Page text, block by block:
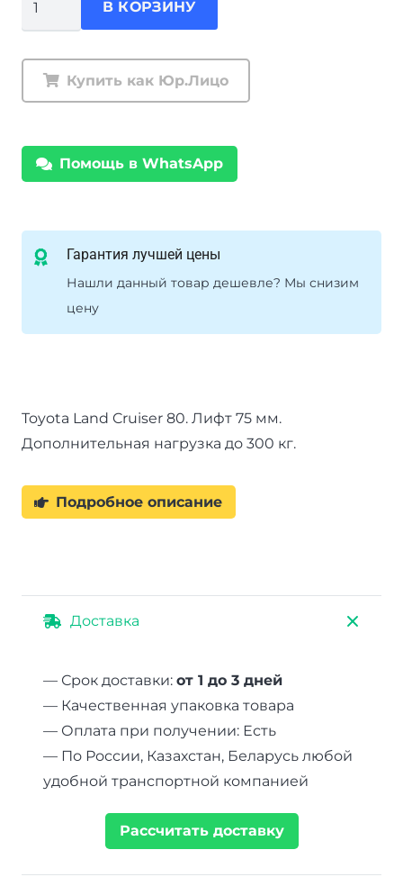
задние
Tough
Toyota
Land
нагрузка
В КОРЗИНУ
Купить как Юр.Лицо
Помощь в WhatsApp
Гарантия лучшей цены
Нашли данный товар дешевле? Мы снизим
цену
Toyota Land Cruiser 80. Лифт 75 мм.
Дополнительная нагрузка до 300 кг.
Подробное описание
Доставка
— Срок доставки: от 1 до 3 дней
— Качественная упаковка товара
— Оплата при получении: Есть
— По России, Казахстан, Беларусь любой
удобной транспортной компанией
Рассчитать доставку